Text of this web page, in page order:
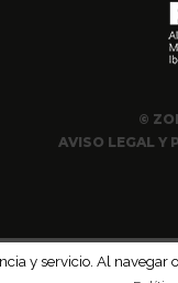
©
AVISO LEGAL Y
y servicio. Al